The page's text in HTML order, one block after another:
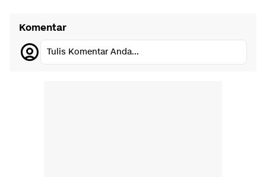
Komentar
Tulis Komentar Anda...